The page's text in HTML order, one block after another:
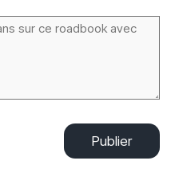
Publier